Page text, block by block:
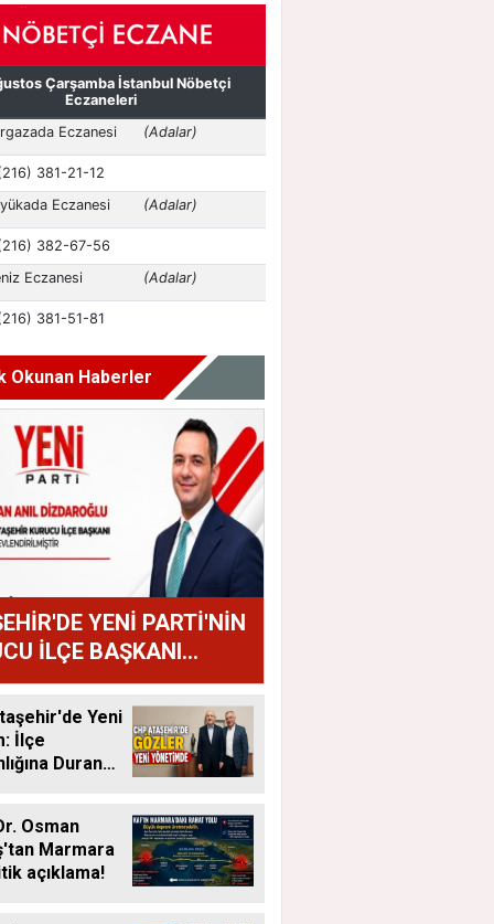
Okunan Haberler
YENİ PARTİ'NİN
İLÇE BAŞKANI
ANIL DİZDAROĞLU
Yeni
İlçe
Duran
Osman
Marmara
açıklama!